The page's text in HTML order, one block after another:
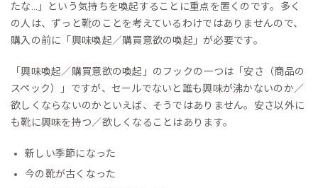
たな…」という気持ちを喚起することに重点を置くのです。多く
の人は、ずっと靴のことを考えているわけではありませんので、
購入の前に「興味喚起／購買意欲の喚起」が必要です。
「興味喚起／購買意欲の喚起」のフックの一つは「安さ（商品の
スペック）」ですが、セールでないと誰も興味が沸かないのか／
欲しくならないのかといえば、そうではありません。安さ以外に
も靴に興味を持つ／欲しくなることはあります。
新しい季節になった
今の靴が古くなった